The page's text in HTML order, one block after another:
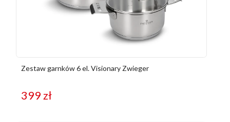
Zestaw garnków 6 el. Visionary Zwieger
399zł